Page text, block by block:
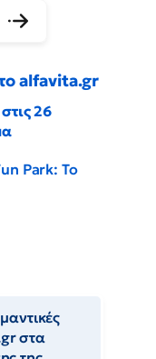
alfavita.gr
26
Park: Το
στα